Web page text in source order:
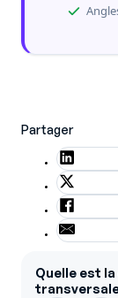
Partager
Quelle est